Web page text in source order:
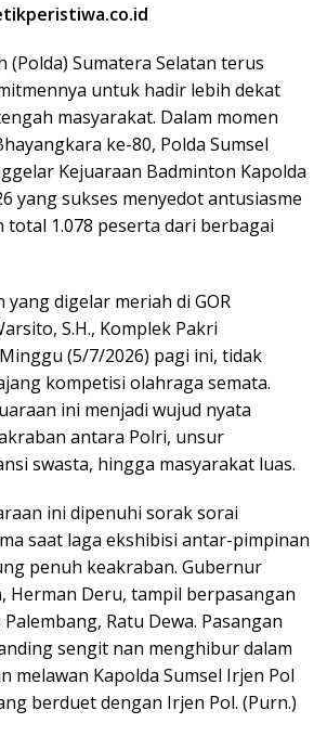
(Polda) Sumatera Selatan terus
untuk hadir lebih dekat
masyarakat. Dalam momen
ke-80, Polda Sumsel
Kejuaraan Badminton Kapolda
yang sukses menyedot antusiasme
total 1.078 peserta dari berbagai
yang digelar meriah di GOR
S.H., Komplek Pakri
(5/7/2026) pagi ini, tidak
kompetisi olahraga semata.
ini menjadi wujud nyata
antara Polri, unsur
swasta, hingga masyarakat luas.
ini dipenuhi sorak sorai
saat laga ekshibisi antar-pimpinan
penuh keakraban. Gubernur
Herman Deru, tampil berpasangan
Ratu Dewa. Pasangan
sengit nan menghibur dalam
melawan Kapolda Sumsel Irjen Pol
berduet dengan Irjen Pol. (Purn.)